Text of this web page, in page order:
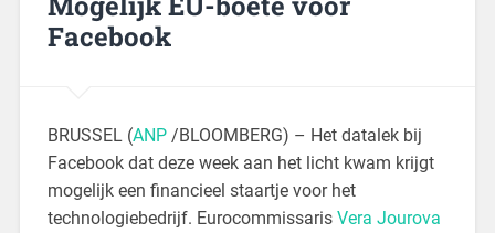
Facebook
BRUSSEL (ANP/BLOOMBERG) – Het datalek bij
Facebook dat deze week aan het licht kwam krijgt
mogelijk een financieel staartje voor het
technologiebedrijf. Eurocommissaris Vera Jourova